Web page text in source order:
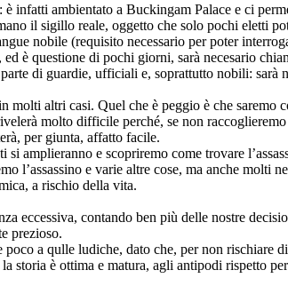
infatti ambientato a Buckingam Palace e ci
il sigillo reale, oggetto che solo pochi eletti
nobile (requisito necessario per poter
è questione di pochi giorni, sarà necesario
di guardie, ufficiali e, soprattutto nobili: sarà
altri casi. Quel che è peggio è che saremo
molto difficile perché, se non
per giunta, affatto facile.
amplieranno e scopriremo come trovare
e varie altre cose, ma anche molti
a rischio della vita.
eccessiva, contando ben più delle nostre
prezioso.
a qulle ludiche, dato che, per non
storia è ottima e matura, agli antipodi rispetto